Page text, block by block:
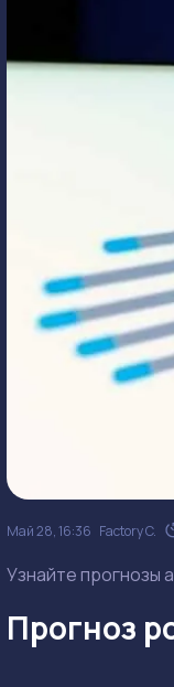
Май 28, 16:36 Factory C.
Узнайте прогнозы
Прогноз